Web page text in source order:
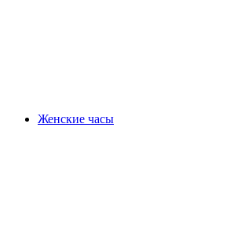
Женские часы